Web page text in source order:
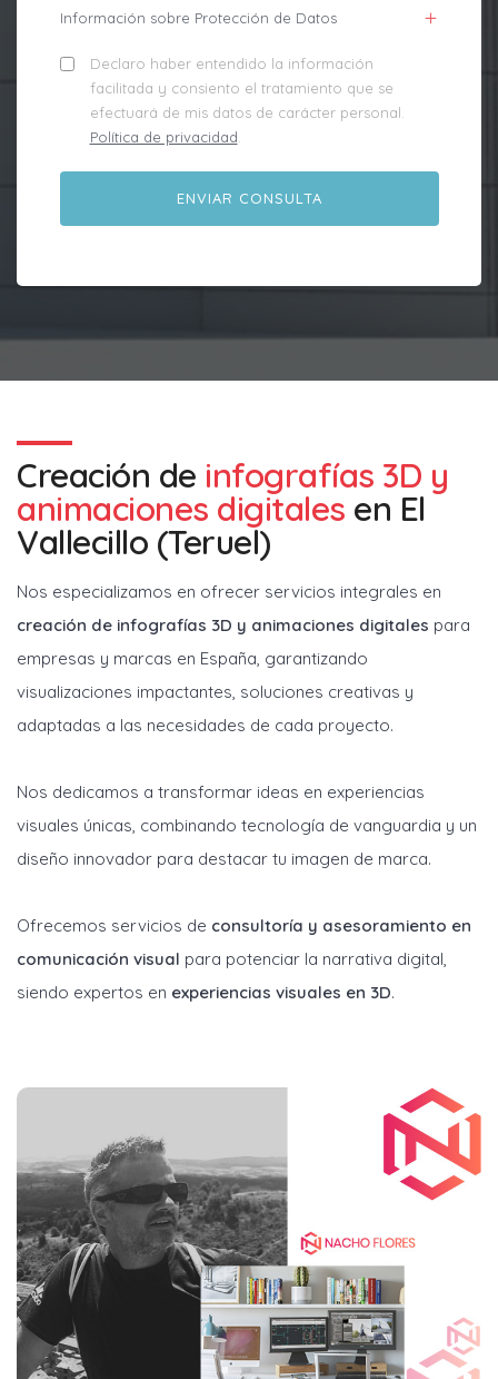
Información sobre Protección de Datos
Declaro haber entendido la información
facilitada y consiento el tratamiento que se
efectuará de mis datos de carácter personal.
Política de privacidad.
Creación de infografías 3D y
animaciones digitales en El
Vallecillo (Teruel)
Nos especializamos en ofrecer servicios integrales en
creación de infografías 3D y animaciones digitales para
empresas y marcas en España, garantizando
visualizaciones impactantes, soluciones creativas y
adaptadas a las necesidades de cada proyecto.
Nos dedicamos a transformar ideas en experiencias
visuales únicas, combinando tecnología de vanguardia y un
diseño innovador para destacar tu imagen de marca.
Ofrecemos servicios de consultoría y asesoramiento en
comunicación visual para potenciar la narrativa digital,
siendo expertos en experiencias visuales en 3D.